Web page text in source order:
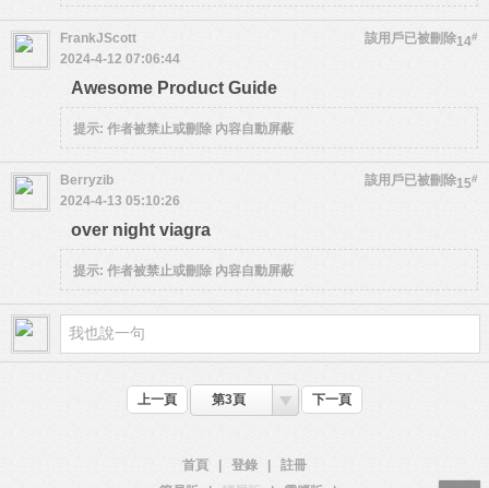
14#
FrankJScott
該用戶已被刪除
2024-4-12 07:06:44
Awesome Product Guide
提示: 作者被禁止或刪除 內容自動屏蔽
15#
Berryzib
該用戶已被刪除
2024-4-13 05:10:26
over night viagra
提示: 作者被禁止或刪除 內容自動屏蔽
上一頁 第3頁 下一頁
首頁 登錄
註冊